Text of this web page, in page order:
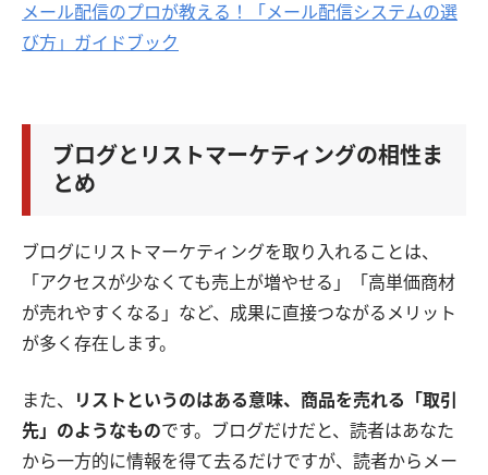
メール配信のプロが教える！「メール配信システムの選
び方」ガイドブック
ブログとリストマーケティングの相性ま
とめ
ブログにリストマーケティングを取り入れることは、
「アクセスが少なくても売上が増やせる」「高単価商材
が売れやすくなる」など、成果に直接つながるメリット
が多く存在します。
また、
リストというのはある意味、商品を売れる「取引
先」のようなものです。ブログだけだと、読者はあなた
から一方的に情報を得て去るだけですが、読者からメー